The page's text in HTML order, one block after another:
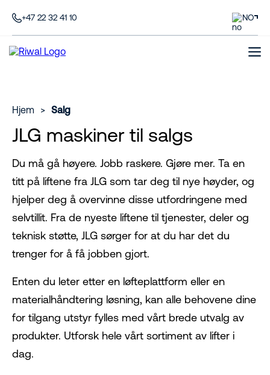
+47 22 32 41 10 NO
Hjem > Salg
JLG maskiner til salgs
Du må gå høyere. Jobb raskere. Gjøre mer. Ta en
titt på liftene fra JLG som tar deg til nye høyder, og
hjelper deg å overvinne disse utfordringene med
selvtillit. Fra de nyeste liftene til tjenester, deler og
teknisk støtte, JLG sørger for at du har det du
trenger for å få jobben gjort.
Enten du leter etter en løfteplattform eller en
materialhåndtering løsning, kan alle behovene dine
for tilgang utstyr fylles med vårt brede utvalg av
produkter. Utforsk hele vårt sortiment av lifter i
dag.